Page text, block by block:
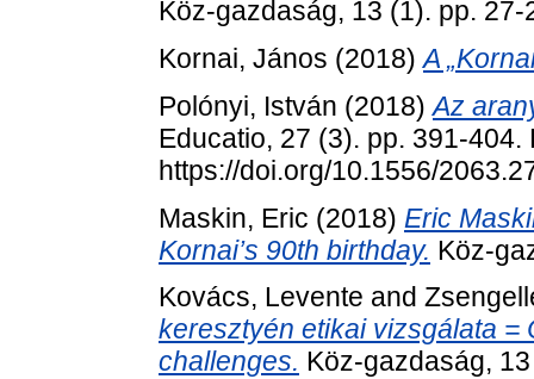
Köz-gazdaság, 13 (1). pp. 27-
Kornai, János (2018)A
Polónyi, István (2018)Az
Educatio, 27 (3). pp. 391-404.
https://doi.org/10.1556/
Maskin, Eric (2018) Eric
Kornai’s 90th birthday. Köz-
Kovács, Levente and
keresztyén etikai vizsgálata =
challenges. Köz-gazdaság,